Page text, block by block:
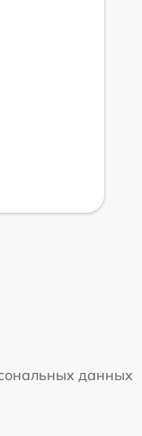
данных